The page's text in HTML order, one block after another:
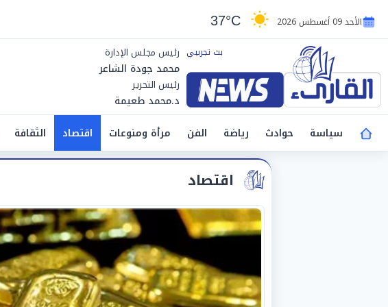
الأحد 09 أغسطس 2026 37°C
رئيس مجلس الإدارة
محمد جودة الشاعر
رئيس التحرير
د.محمد طعيمة
سياسة
حوادث رياضة الفن مرأة ومنوعات اقتصاد الثقافة
اقتصاد